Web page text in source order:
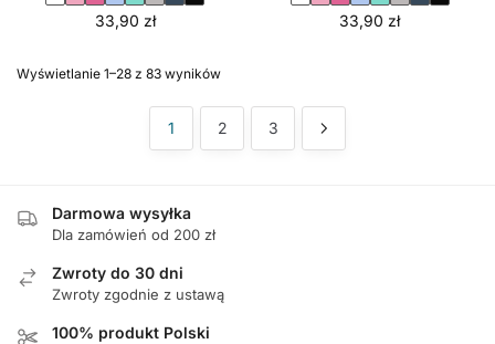
33,90 zł 33,90 zł
Wyświetlanie 1–28 z 83 wyników
1 2 3
Darmowa wysyłka
Dla zamówień od 200 zł
Zwroty do 30 dni
Zwroty zgodnie z ustawą
100% produkt Polski